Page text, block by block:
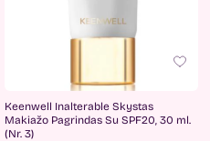
Keenwell Inalterable Skystas
Makiažo Pagrindas Su SPF20, 30 ml.
(Nr. 3)